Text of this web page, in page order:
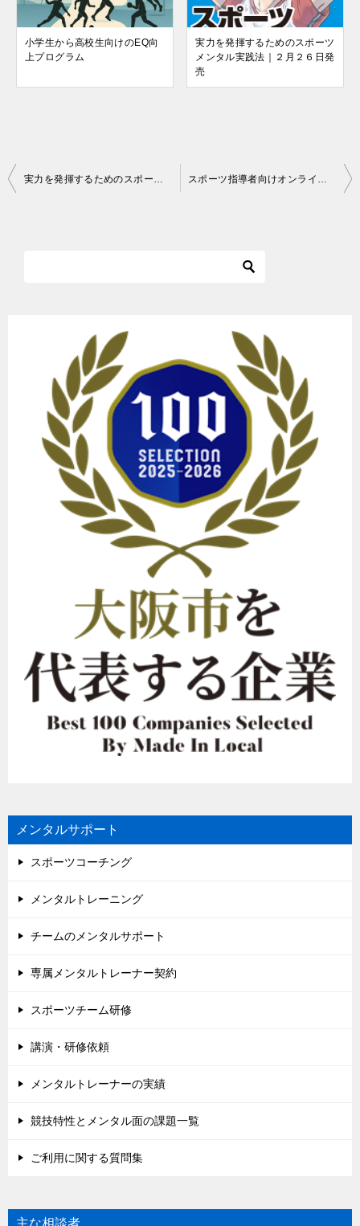
小学生から高校生向けのEQ向
上プログラム
実力を発揮するためのスポーツ
メンタル実践法｜２月２６日発
売
投
実力を発揮するためのスポーツメンタル実践法｜２月２６日発売 スポーツ指導者向けオンラインセミナーのご案内
メンタルサポート
スポーツコーチング
メンタルトレーニング
チームのメンタルサポート
専属メンタルトレーナー契約
スポーツチーム研修
講演・研修依頼
メンタルトレーナーの実績
競技特性とメンタル面の課題一覧
ご利用に関する質問集
主な相談者